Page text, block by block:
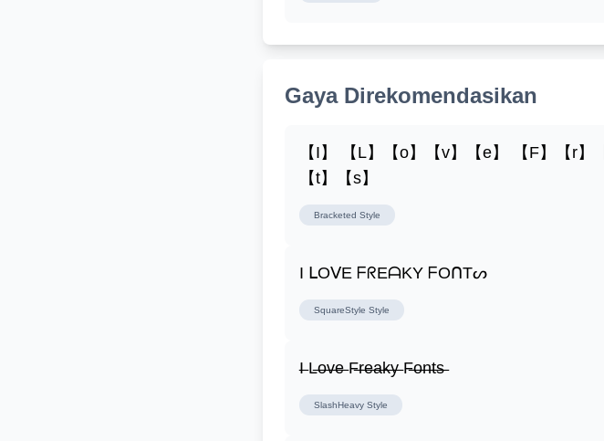
Gaya Direkomendasikan
【I】 【L】【o】【v】【e】 【F】【r】
【t】【s】
Bracketed Style
I ᒪOᐯE ᖴᖇEᗩKY ᖴOᑎTᔕ
SquareStyle Style
I̶ L̶o̶v̶e̶ F̶r̶e̶a̶k̶y̶ F̶o̶n̶t̶s̶
SlashHeavy Style